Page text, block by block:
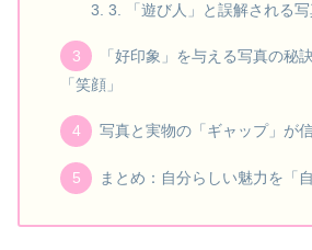
3. 「遊び人」と誤解される
「好印象」を与える写真の秘
「笑顔」
写真と実物の「ギャップ」が
まとめ：自分らしい魅力を「